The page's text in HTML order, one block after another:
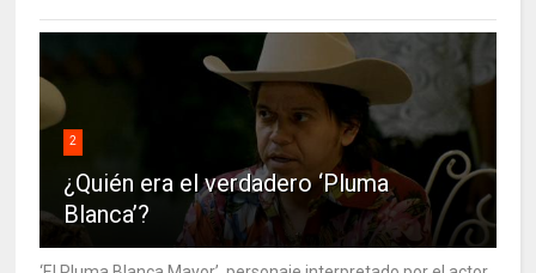
2
¿Quién era el verdadero ‘Pluma
Blanca’?